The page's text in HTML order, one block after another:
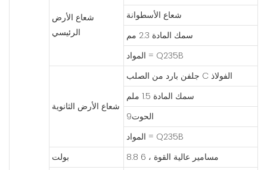
شعاع الأرض
الرئيسي
شعاع الأسطوانة
سمك المادة 2.3 مم
المواد = Q235B
شعاع الأرض الثانوية
جلفن بارد من الصلب C الفولاذ
سمك المادة 1.5 ملم
الحوت9
المواد = Q235B
بولت
8.8 مسامير عالية القوة ، 6